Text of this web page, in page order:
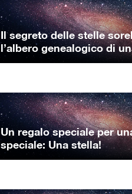
Il segreto delle stelle
l’albero genealogico di
Un regalo speciale per
speciale: Una stella!